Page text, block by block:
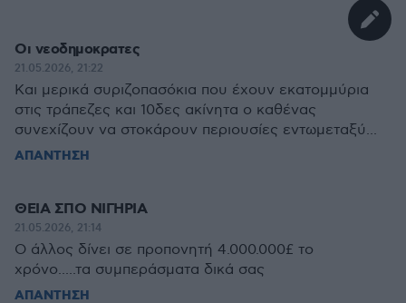
Οι νεοδημοκρατες
21.05.2026, 21:22
Και μερικά συριζοπασόκια που έχουν εκατομμύρια
στις τράπεζες και 10δες ακίνητα ο καθένας
συνεχίζουν να στοκάρουν περιουσίες εντωμεταξύ...
ΑΠΑΝΤΗΣΗ
ΘΕΙΑ ΣΠΟ ΝΙΓΗΡΙΑ
21.05.2026, 21:14
Ο άλλος δίνει σε προπονητή 4.000.000£ το
χρόνο.....τα συμπεράσματα δικά σας
ΑΠΑΝΤΗΣΗ